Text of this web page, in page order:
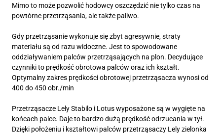
Mimo to może pozwolić hodowcy oszczędzić nie tylko czas na
powtórne przetrząsania, ale także paliwo.
Gdy przetrząsanie wykonuje się zbyt agresywnie, straty
materiału są od razu widoczne. Jest to spowodowane
oddziaływaniem palców przetrząsających na plon. Decydujące
czynniki to prędkość obrotowa palców oraz ich kształt.
Optymalny zakres prędkości obrotowej przetrząsacza wynosi od
400 do 450 obr./min
Przetrząsacze Lely Stabilo i Lotus wyposażone są w wygięte na
końcach palce. Daje to bardzo dużą prędkość odrzucania w tył.
Dzięki położeniu i kształtowi palców przetrząsaczy Lely zielonka